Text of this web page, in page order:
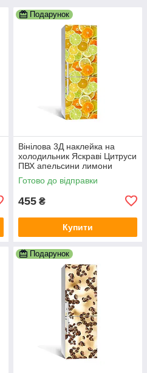
Подарунок
Вінілова 3Д наклейка на
холодильник Яскраві Цитруси
ПВХ апельсини лимони
Фрукти Оранжевий 600х1800
мм
Готово до відправки
455 ₴
Купити
Подарунок